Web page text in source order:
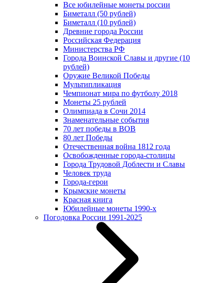
Все юбилейные монеты россии
Биметалл (50 рублей)
Биметалл (10 рублей)
Древние города России
Российская Федерация
Министерства РФ
Города Воинской Славы и другие (10
рублей)
Оружие Великой Победы
Мультипликация
Чемпионат мира по футболу 2018
Монеты 25 рублей
Олимпиада в Сочи 2014
Знаменательные события
70 лет победы в ВОВ
80 лет Победы
Отечественная война 1812 года
Освобожденные города-столицы
Города Трудовой Доблести и Славы
Человек труда
Города-герои
Крымские монеты
Красная книга
Юбилейные монеты 1990-х
Погодовка России 1991-2025